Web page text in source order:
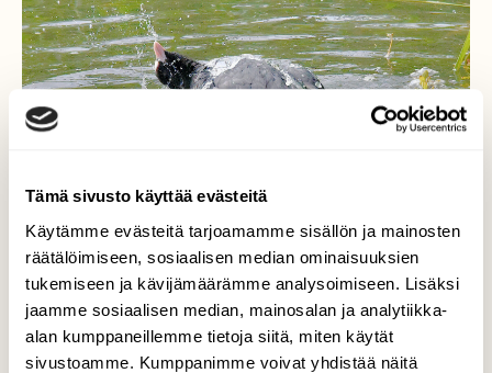
Tämä sivusto käyttää evästeitä
Käytämme evästeitä tarjoamamme sisällön ja mainosten
räätälöimiseen, sosiaalisen median ominaisuuksien
tukemiseen ja kävijämäärämme analysoimiseen. Lisäksi
jaamme sosiaalisen median, mainosalan ja analytiikka-
alan kumppaneillemme tietoja siitä, miten käytät
sivustoamme. Kumppanimme voivat yhdistää näitä
Nokikana kylpee